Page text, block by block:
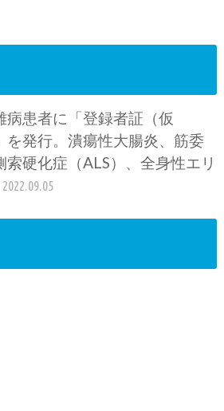
病患者に「登録者証（仮
を発行。潰瘍性大腸炎、筋委
索硬化症（ALS）、全身性エリ
2022.09.05